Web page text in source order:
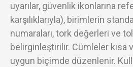
uyarılar, güvenlik ikonlarına
karşılıklarıyla), birimlerin
numaraları, tork değerleri ve
belirginleştirilir. Cümleler kısa
uygun biçimde düzenlenir.